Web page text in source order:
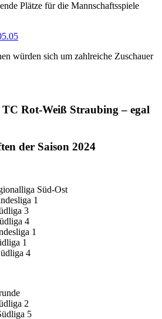
Plätze für die Mannschaftsspiele
würden sich um zahlreiche Zuschauer
TC Rot-Weiß Straubing – egal
der Saison 2024
Süd-Ost
1
3
4
1
1
4
2
5